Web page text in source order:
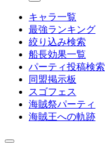
キャラ一覧
最強ランキング
絞り込み検索
船長効果一覧
パーティ投稿検索
同盟掲示板
スゴフェス
海賊祭パーティ
海賊王への軌跡